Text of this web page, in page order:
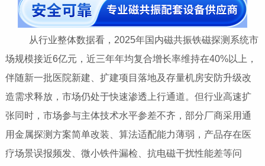
从行业整体数据看，2025年国内磁共振铁磁探测系统市
场规模接近6亿元，近三年年均复合增长率维持在40%以上，
伴随新一批医院新建、扩建项目落地及存量机房安防升级改
造需求释放，市场仍处于快速渗透上行通道。但行业高速扩
张同时，市场参与主体技术水平参差不齐，部分厂商采用通
用金属探测方案简单改装、算法适配能力薄弱，产品存在医
疗场景误报频发、微小铁件漏检、抗电磁干扰性能差等问